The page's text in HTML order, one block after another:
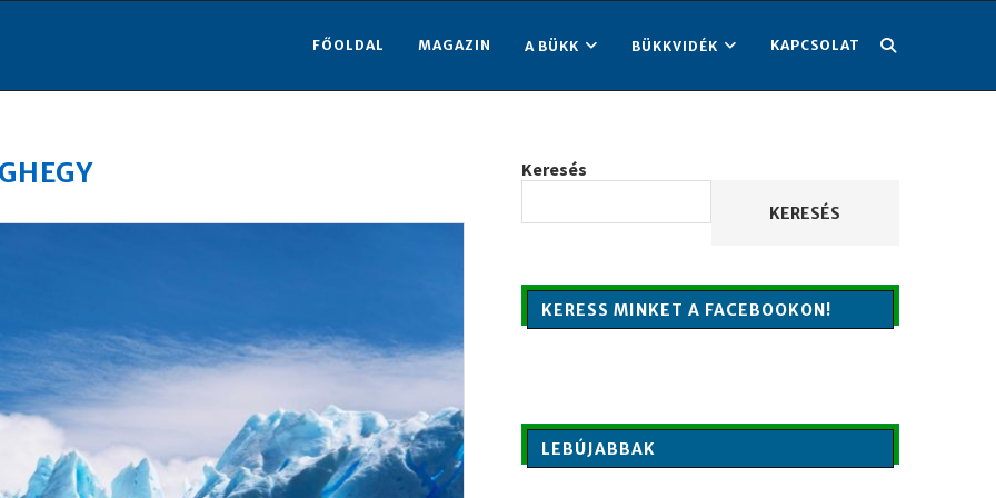
FŐOLDAL MAGAZIN A BÜKK BÜKKVIDÉK KAPCSOLAT
Keresés
KERESÉS
KERESS MINKET A FACEBOOKON!
LEBÚJABBAK